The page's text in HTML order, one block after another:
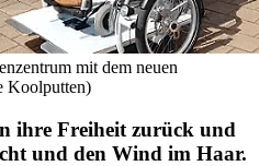
mit dem neuen
Koolputten)
ihre Freiheit zurück und
und den Wind im Haar.